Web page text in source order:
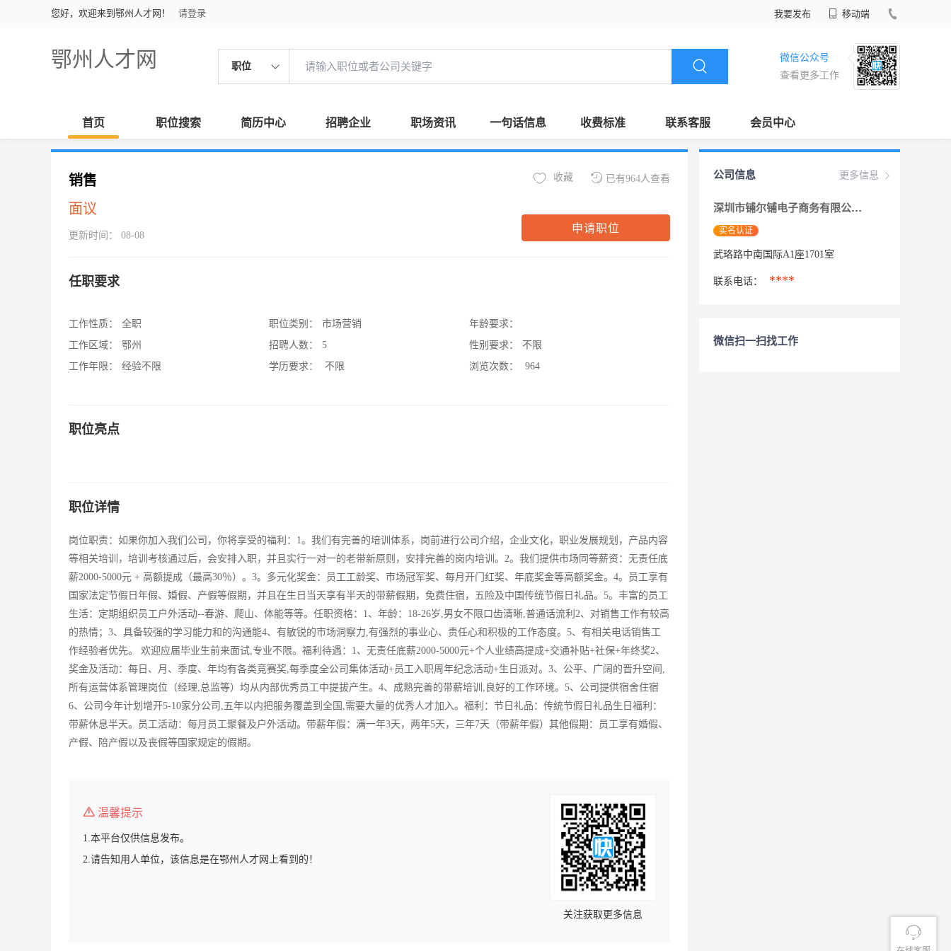
您好，欢迎来到鄂州人才网！ 请登录 我要发布 移动端
鄂州人才网 职位
微信公众号
查看更多工作
首页 职位搜索 简历中心 招聘企业 职场资讯 一句话信息 收费标准 联系客服 会员中心
销售
面议
更新时间： 08-08
已有964人查看
收藏
申请职位
任职要求
工作性质：
全职
工作区域：
鄂州
工作年限：
经验不限
职位类别：
市场营销
招聘人数：
5
学历要求：
不限
年龄要求：
性别要求：
不限
浏览次数：
964
职位亮点
职位详情
岗位职责：如果你加入我们公司，你将享受的福利：1。我们有完善的培训体系，岗前进行公司介绍，企业文化，职业发展规划，产品内容
等相关培训，培训考核通过后，会安排入职，并且实行一对一的老带新原则，安排完善的岗内培训。2。我们提供市场同等薪资：无责任底
薪2000-5000元 + 高额提成（最高30％）。3。多元化奖金：员工工龄奖、市场冠军奖、每月开门红奖、年底奖金等高额奖金。4。员工享有
国家法定节假日年假、婚假、产假等假期，并且在生日当天享有半天的带薪假期，免费住宿，五险及中国传统节假日礼品。5。丰富的员工
生活：定期组织员工户外活动--春游、爬山、体能等等。任职资格：1、年龄：18-26岁,男女不限口齿清晰,普通话流利2、对销售工作有较高
的热情；3、具备较强的学习能力和的沟通能4、有敏锐的市场洞察力,有强烈的事业心、责任心和积极的工作态度。5、有相关电话销售工
作经验者优先。 欢迎应届毕业生前来面试,专业不限。福利待遇：1、无责任底薪2000-5000元+个人业绩高提成+交通补贴+社保+年终奖2、
奖金及活动：每日、月、季度、年均有各类竞赛奖,每季度全公司集体活动+员工入职周年纪念活动+生日派对。3、公平、广阔的晋升空间,
所有运营体系管理岗位（经理,总监等）均从内部优秀员工中提拔产生。4、成熟完善的带薪培训,良好的工作环境。5、公司提供宿舍住宿
6、公司今年计划增开5-10家分公司,五年以内把服务覆盖到全国,需要大量的优秀人才加入。福利：节日礼品：传统节假日礼品生日福利：
带薪休息半天。员工活动：每月员工聚餐及户外活动。带薪年假：满一年3天，两年5天，三年7天（带薪年假）其他假期：员工享有婚假、
产假、陪产假以及丧假等国家规定的假期。
温馨提示
1.本平台仅供信息发布。
2.请告知用人单位，该信息是在鄂州人才网上看到的！
关注获取更多信息
更多信息
公司信息
深圳市铺尔铺电子商务有限公司武汉分公司
实名认证
武珞路中南国际A1座1701室
联系电话： ****
微信扫一扫找工作